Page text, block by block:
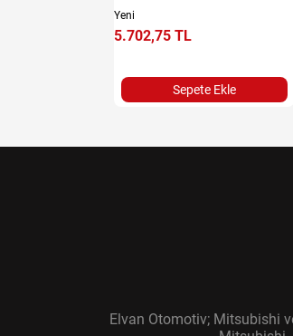
Yeni
5.702,75 TL
Sepete Ekle
Elvan Otomotiv; Mitsubishi